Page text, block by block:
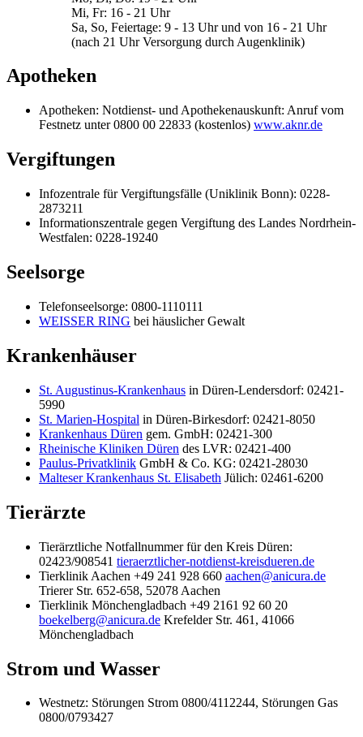
Mi, Fr: 16 - 21 Uhr
Sa, So, Feiertage: 9 - 13 Uhr und von 16 - 21 Uhr
(nach 21 Uhr Versorgung durch Augenklinik)
Apotheken
Apotheken: Notdienst- und Apothekenauskunft: Anruf vom
Festnetz unter 0800 00 22833 (kostenlos) www.aknr.de
Vergiftungen
Infozentrale für Vergiftungsfälle (Uniklinik Bonn): 0228-
2873211
Informationszentrale gegen Vergiftung des Landes Nordrhein-
Westfalen: 0228-19240
Seelsorge
Telefonseelsorge: 0800-1110111
WEISSER RING bei häuslicher Gewalt
Krankenhäuser
St. Augustinus-Krankenhaus in Düren-Lendersdorf: 02421-
5990
St. Marien-Hospital in Düren-Birkesdorf: 02421-8050
Krankenhaus Düren gem. GmbH: 02421-300
Rheinische Kliniken Düren des LVR: 02421-400
Paulus-Privatklinik GmbH & Co. KG: 02421-28030
Malteser Krankenhaus St. Elisabeth Jülich: 02461-6200
Tierärzte
Tierärztliche Notfallnummer für den Kreis Düren:
02423/908541 tieraerztlicher-notdienst-kreisdueren.de
Tierklinik Aachen +49 241 928 660 aachen@anicura.de
Trierer Str. 652-658, 52078 Aachen
Tierklinik Mönchengladbach +49 2161 92 60 20
boekelberg@anicura.de Krefelder Str. 461, 41066
Mönchengladbach
Strom und Wasser
Westnetz: Störungen Strom 0800/4112244, Störungen Gas
0800/0793427